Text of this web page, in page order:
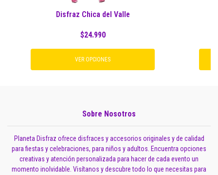
Disfraz Chica del Valle
$24.990
VER OPCIONES
Sobre Nosotros
Planeta Disfraz ofrece disfraces y accesorios originales y de calidad
para fiestas y celebraciones, para niños y adultos. Encuentra opciones
creativas y atención personalizada para hacer de cada evento un
momento inolvidable. Visítanos y descubre todo lo que necesitas para